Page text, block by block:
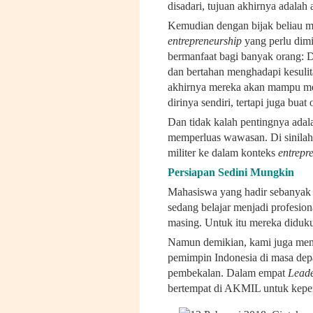
disadari, tujuan akhirnya adalah
Kemudian dengan bijak beliau
entrepreneurshipyang perlu
bermanfaat bagi banyak orang:
dan bertahan menghadapi
akhirnya mereka akan mampu
dirinya sendiri, tertapi juga buat
Dan tidak kalah pentingnya
memperluas wawasan. Di
militer ke dalam konteks
Persiapan Sedini Mungkin
Mahasiswa yang hadir
sedang belajar menjadi
masing. Untuk itu mereka
Namun demikian, kami juga
pemimpin Indonesia di masa
pembekalan. Dalam empat
bertempat di AKMIL untuk